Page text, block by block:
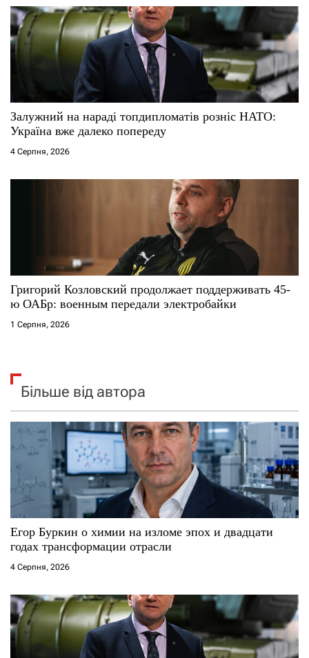
Залужний на нараді топдипломатів розніс НАТО:
Україна вже далеко попереду
4 Серпня, 2026
Григорий Козловский продолжает поддерживать 45-
ю ОАБр: военным передали электробайки
1 Серпня, 2026
Більше від автора
Егор Буркин о химии на изломе эпох и двадцати
годах трансформации отрасли
4 Серпня, 2026